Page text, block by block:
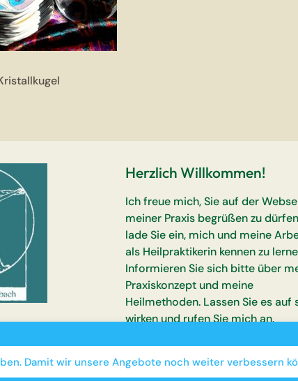
Website und
Damit wir unsere Angebote noch weiter verbessern
Herzlich Willkommen!
Ich freue mich, Sie auf der
meiner Praxis begrüßen zu
lade Sie ein, mich und meine
als Heilpraktikerin kennen zu
Informieren Sie sich bitte über
Praxiskonzept und meine
Heilmethoden. Lassen Sie es auf
wirken und rufen Sie mich an.